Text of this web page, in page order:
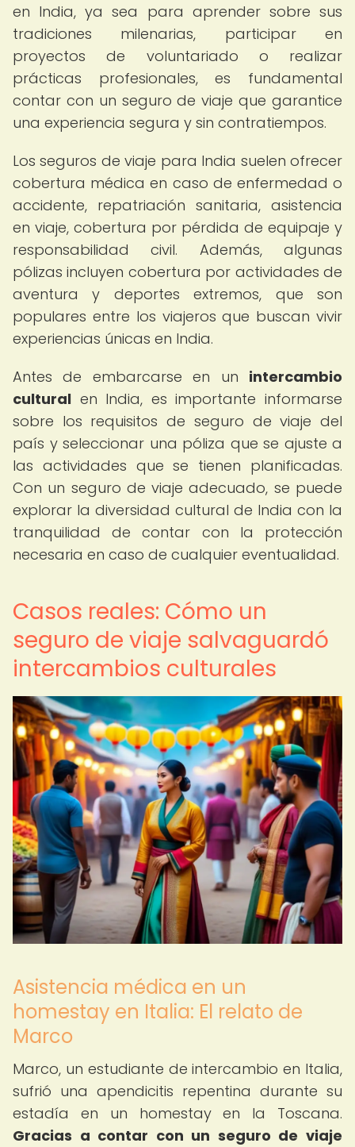
en India, ya sea para aprender sobre sus
tradiciones milenarias, participar en
proyectos de voluntariado o realizar
prácticas profesionales, es fundamental
contar con un seguro de viaje que garantice
una experiencia segura y sin contratiempos.
Los seguros de viaje para India suelen ofrecer
cobertura médica en caso de enfermedad o
accidente, repatriación sanitaria, asistencia
en viaje, cobertura por pérdida de equipaje y
responsabilidad civil. Además, algunas
pólizas incluyen cobertura por actividades de
aventura y deportes extremos, que son
populares entre los viajeros que buscan vivir
experiencias únicas en India.
Antes de embarcarse en un intercambio
cultural en India, es importante informarse
sobre los requisitos de seguro de viaje del
país y seleccionar una póliza que se ajuste a
las actividades que se tienen planificadas.
Con un seguro de viaje adecuado, se puede
explorar la diversidad cultural de India con la
tranquilidad de contar con la protección
necesaria en caso de cualquier eventualidad.
Casos reales: Cómo un
seguro de viaje salvaguardó
intercambios culturales
Asistencia médica en un
homestay en Italia: El relato de
Marco
Marco, un estudiante de intercambio en Italia,
sufrió una apendicitis repentina durante su
estadía en un homestay en la Toscana.
Gracias a contar con un seguro de viaje